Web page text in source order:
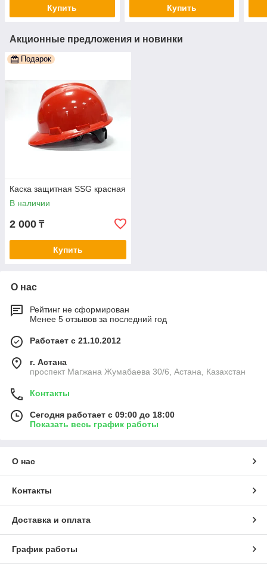
Купить Купить
Акционные предложения и новинки
Подарок
Каска защитная SSG красная
В наличии
2 000 ₸
Купить
О нас
Рейтинг не сформирован
Менее 5 отзывов за последний год
Работает с 21.10.2012
г. Астана
проспект Магжана Жумабаева 30/6, Астана, Казахстан
Контакты
Сегодня работает с 09:00 до 18:00
Показать весь график работы
О нас
Контакты
Доставка и оплата
График работы